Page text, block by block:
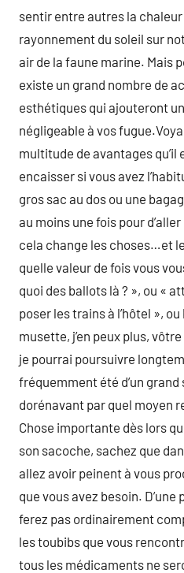
sentir entre autres la
rayonnement du soleil sur
air de la faune marine. Mais
existe un grand nombre de
esthétiques qui ajouteront
négligeable à vos
multitude de avantages
encaisser si vous avez
gros sac au dos ou une
au moins une fois pour
cela change les choses…et
quelle valeur de fois vous
quoi des ballots là ? », ou «
poser les trains à l’hôtel »,
musette, j’en peux plus,
je pourrai poursuivre
fréquemment été d’un
dorénavant par quel moyen
Chose importante dès lors
son sacoche, sachez que
allez avoir peinent à vous
que vous avez besoin.
ferez pas ordinairement
les toubibs que vous
tous les médicaments ne